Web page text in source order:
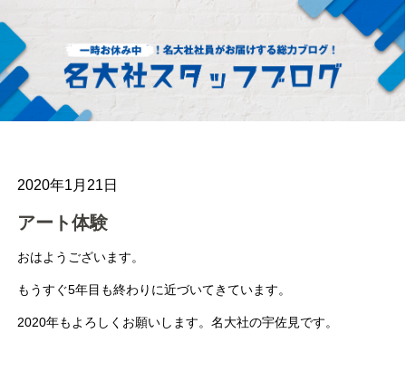
2020年1月21日
アート体験
おはようございます。
もうすぐ5年目も終わりに近づいてきています。
2020年もよろしくお願いします。名大社の宇佐見です。